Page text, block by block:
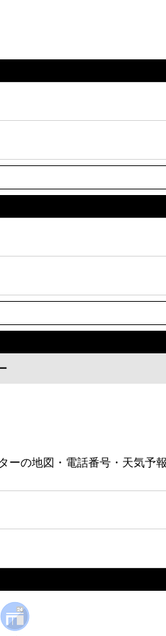
の地図・電話番号・天気予